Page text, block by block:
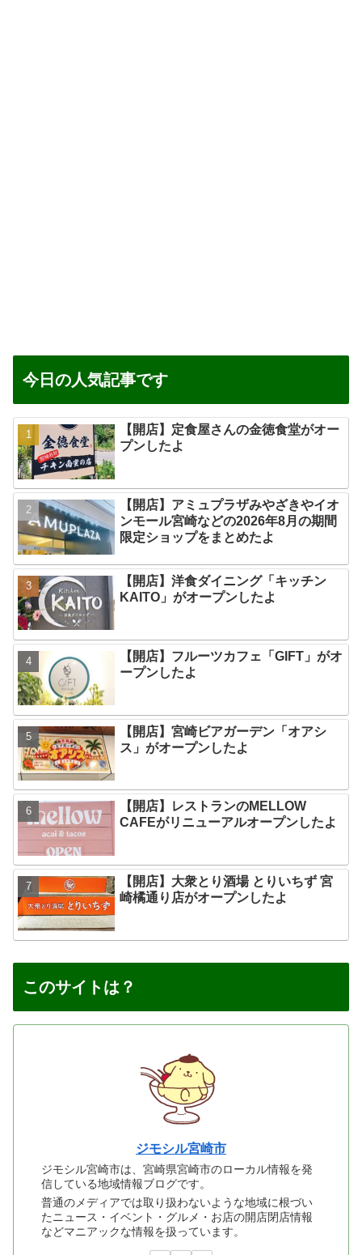
今日の人気記事です
【開店】定食屋さんの金徳食堂がオー
プンしたよ
【開店】アミュプラザみやざきやイオ
ンモール宮崎などの2026年8月の期間
限定ショップをまとめたよ
【開店】洋食ダイニング「キッチン
KAITO」がオープンしたよ
【開店】フルーツカフェ「GIFT」がオ
ープンしたよ
【開店】宮崎ビアガーデン「オアシ
ス」がオープンしたよ
【開店】レストランのMELLOW
CAFEがリニューアルオープンしたよ
【開店】大衆とり酒場 とりいちず 宮
崎橘通り店がオープンしたよ
このサイトは？
ジモシル宮崎市
ジモシル宮崎市は、宮崎県宮崎市のローカル情報を発
信している地域情報ブログです。
普通のメディアでは取り扱わないような地域に根づい
たニュース・イベント・グルメ・お店の開店閉店情報
などマニアックな情報を扱っています。